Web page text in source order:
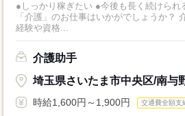
●しっかり稼ぎたい ●今後も長く続けられる仕事が
「介護」のお仕事はいかがでしょうか？ 介護といっても、最近では
経験や資格...
介護助手
埼玉県さいたま市中央区/南与
時給1,600円～1,900円 交通費全額支